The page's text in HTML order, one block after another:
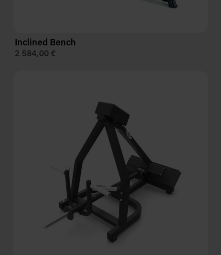
Inclined Bench
2 584,00 €